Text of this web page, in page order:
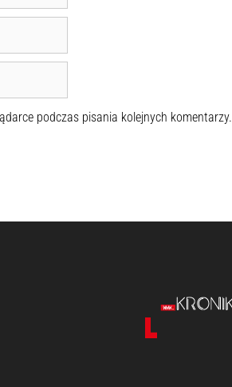
podczas pisania kolejnych komentarzy.